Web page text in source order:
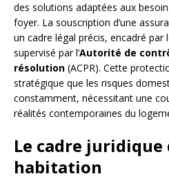
des solutions adaptées aux
foyer. La souscription d’une
un cadre légal précis, encadré par
supervisé par l’Autorité de
résolution (ACPR). Cette
stratégique que les risques
constamment, nécessitant une
réalités contemporaines du
Le cadre juridique
habitation